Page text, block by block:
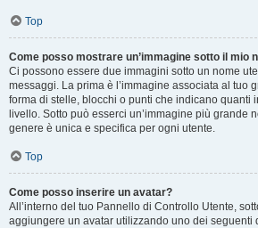
Top
Come posso mostrare un’immagine sotto il mio
Ci possono essere due immagini sotto un nome
messaggi. La prima è l’immagine associata al tuo
forma di stelle, blocchi o punti che indicano quanti
livello. Sotto può esserci un’immagine più grande
genere è unica e specifica per ogni utente.
Top
Come posso inserire un avatar?
All’interno del tuo Pannello di Controllo Utente,
aggiungere un avatar utilizzando uno dei seguenti